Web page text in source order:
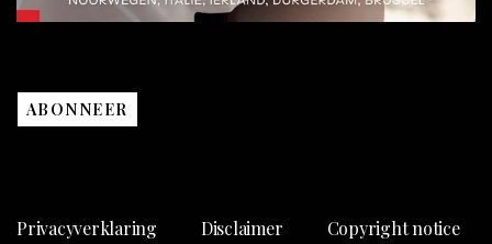
ABONNEER
Privacyverklaring Disclaimer Copyright notice